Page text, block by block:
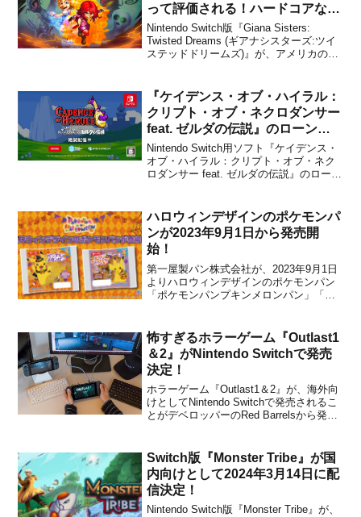
って評価される！ハードコアなア
クションプラットフォーム
Nintendo Switch版『Giana Sisters:
Twisted Dreams (ギアナシスターズ:ツイ
ステッドドリームズ)』が、アメリカのゲ
は、Black Forest Gamesによって開発さ
れ...
『ケイデンス・オブ・ハイラル：
クリプト・オブ・ネクロダンサー
feat. ゼルダの伝説』のローンチ
トレーラーが公開！
Nintendo Switch用ソフト『ケイデンス・
オブ・ハイラル：クリプト・オブ・ネク
ロダンサー feat. ゼルダの伝説』のローン
チェックすることができます。『ケイデ
ンス・オブ・ハイラル』は、本日2019...
ハロウィンデザインのポケモンパ
ンが2023年9月1日から発売開
始！
第一屋製パン株式会社が、2023年9月1日
よりハロウィンデザインのポケモンパン
「ポケモンパンプキンメロンパン」「ポ
した。ハロウィンデザインのポケモンパ
ンは2015年より毎年発売されていて、好
評のシリーズに...
怖すぎるホラーゲーム『Outlast1
＆2』がNintendo Switchで発売
決定！
ホラーゲーム『Outlast1＆2』が、海外向
けとしてNintendo Switchで発売されるこ
とがデベロッパーのRed Barrelsから発表
status update! We'v...
Switch版『Monster Tribe』が国
内向けとして2024年3月14日に配
信決定！
Nintendo Switch版『Monster Tribe』が、